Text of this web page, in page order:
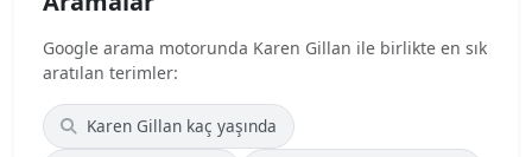
Google arama motorunda Karen Gillan ile birlikte en sık
aratılan terimler:
Karen Gillan kaç yaşında